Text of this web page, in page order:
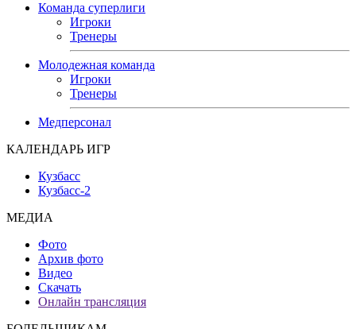
Команда суперлиги
Игроки
Тренеры
Молодежная команда
Игроки
Тренеры
Медперсонал
КАЛЕНДАРЬ ИГР
Кузбасс
Кузбасс-2
МЕДИА
Фото
Архив фото
Видео
Скачать
Онлайн трансляция